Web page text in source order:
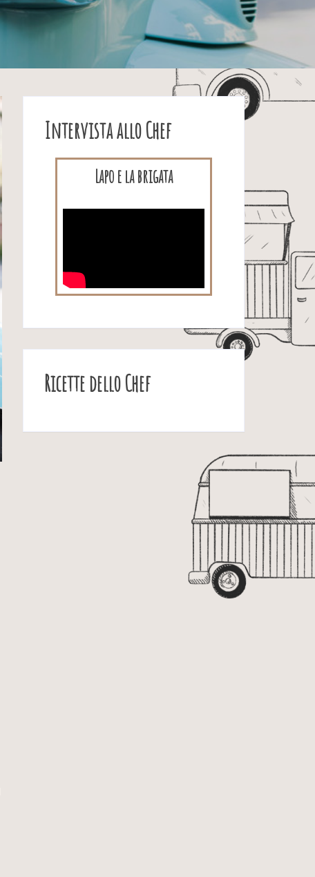
Intervista allo Chef
Lapo e la brigata
Ricette dello Chef